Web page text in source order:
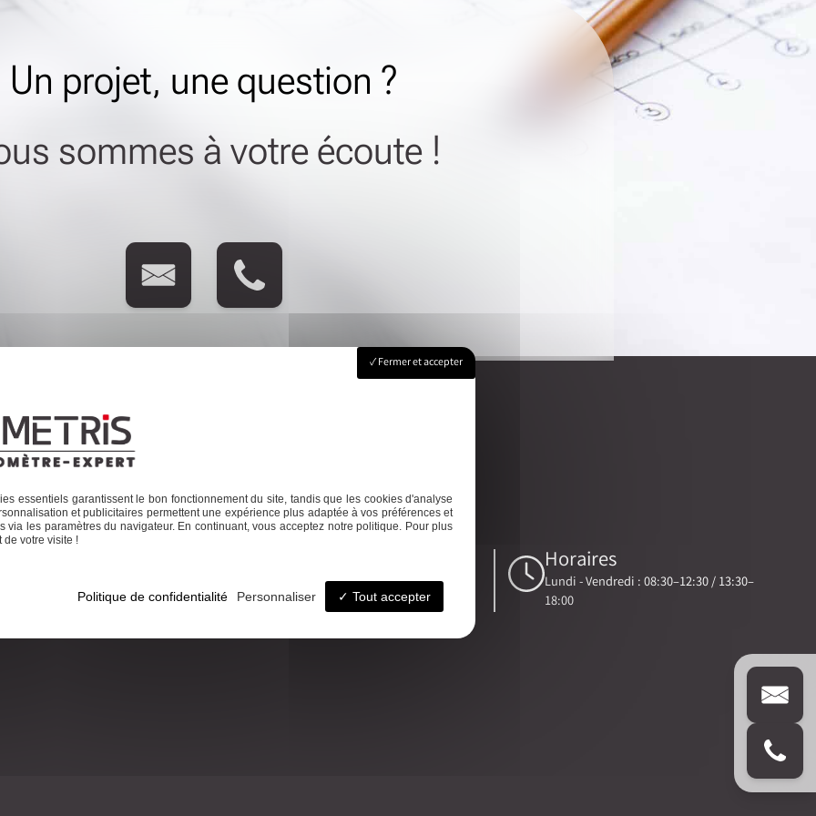
Un projet, une question ?
sommes à votre écoute !
Le cabinetFoncierUrbanisme
ludovic.chiarami@geometre-expert.fr
Horaires
Lundi - Vendredi : 08:30–12:30 / 13:30–
18:00
Fermer et accepter
essentiels garantissent le bon fonctionnement du site, tandis que les cookies d'analyse
et publicitaires permettent une expérience plus adaptée à vos préférences et
les paramètres du navigateur. En continuant, vous acceptez notre politique. Pour plus
de votre visite !
Tout accepter
Personnaliser
Politique de confidentialité